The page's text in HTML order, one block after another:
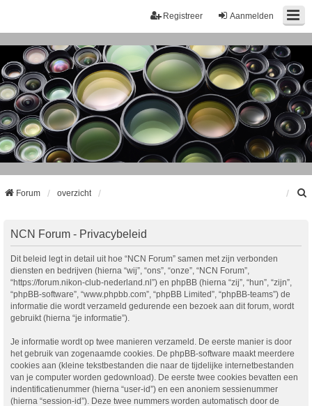
Aanmelden
Registreer
Forum overzicht
NCN Forum - Privacybeleid
Dit beleid legt in detail uit hoe “NCN Forum” samen met zijn verbonden
diensten en bedrijven (hierna “wij”, “ons”, “onze”, “NCN Forum”,
“https://forum.nikon-club-nederland.nl”) en phpBB (hierna “zij”, “hun”, “zijn”,
“phpBB-software”, “www.phpbb.com”, “phpBB Limited”, “phpBB-teams”) de
informatie die wordt verzameld gedurende een bezoek aan dit forum, wordt
gebruikt (hierna “je informatie”).
Je informatie wordt op twee manieren verzameld. De eerste manier is door
het gebruik van zogenaamde cookies. De phpBB-software maakt meerdere
cookies aan (kleine tekstbestanden die naar de tijdelijke internetbestanden
van je computer worden gedownload). De eerste twee cookies bevatten een
indentificatienummer (hierna “user-id”) en een anoniem sessienummer
(hierna “session-id”). Deze twee nummers worden automatisch door de